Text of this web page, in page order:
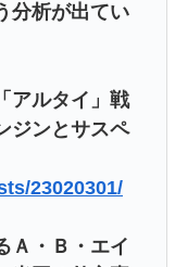
分析が出てい
アルタイ」戦
ジンとサスペ
23020301/
Ａ・Ｂ・エイ